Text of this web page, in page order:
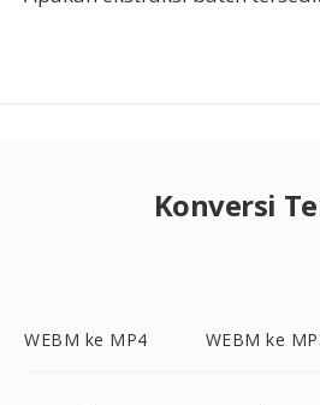
Konversi
WEBM ke MP4 WEBM ke